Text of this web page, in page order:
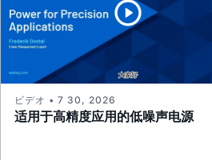
适用于高精度应用的低噪声电源
ビデオ • 7 30, 2026